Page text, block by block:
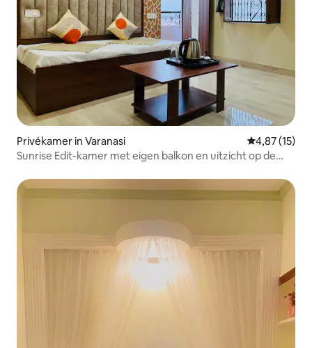
Privékamer in Varanasi Gemiddelde
4,87 (15)
Sunrise Edit-kamer met eigen balkon en uitzicht op de